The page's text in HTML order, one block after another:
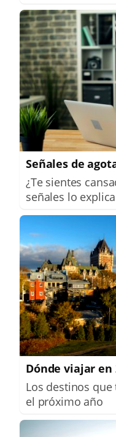
Señales de
¿Te sientes
señales lo
Dónde viajar en
Los destinos
el próximo año